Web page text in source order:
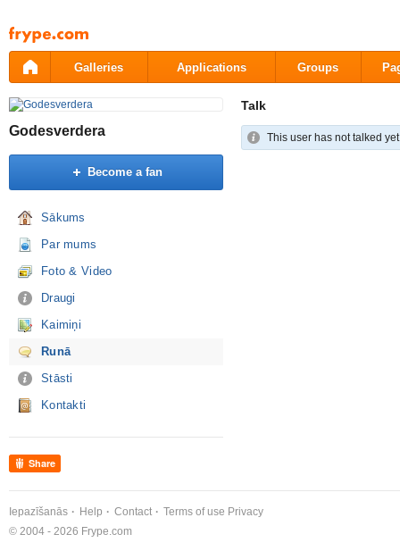
Pāriet
uz
saturu
Galleries Applications Groups
Godesverdera
Become a fan
Sākums
Par mums
Foto & Video
Draugi
Kaimiņi
Runā
Stāsti
Kontakti
Share
Talk
This user has not talked
Iepazīšanās Help Contact Terms of use Privacy
© 2004 - 2026 Frype.com